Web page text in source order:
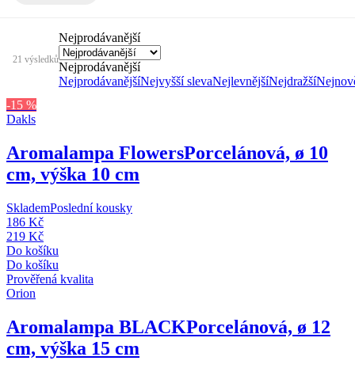
21 výsledků
Nejprodávanější
Nejprodávanější
NejprodávanějšíNejvyšší slevaNejlevnějšíNejdražší
-15 %
Dakls
Aromalampa FlowersPorcelánová, ø 10
cm, výška 10 cm
SklademPoslední kousky
186 Kč
219 Kč
Do košíku
Do košíku
Prověřená kvalita
Orion
Aromalampa BLACKPorcelánová, ø 12
cm, výška 15 cm